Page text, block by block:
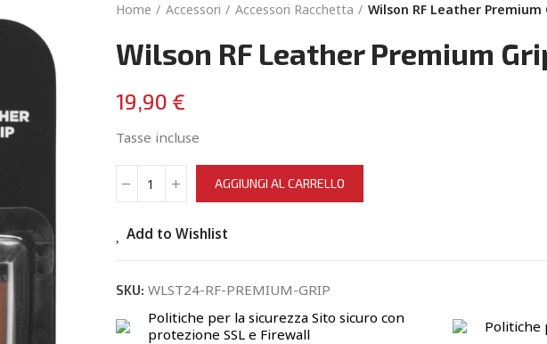
Home Accessori Accessori Racchetta Wilson RF Leather Premium
Wilson RF Leather Premium
19,90 €
Tasse incluse
AGGIUNGI AL CARRELLO
Add to Wishlist
SKU: WLST24-RF-PREMIUM-GRIP
Politiche per la sicurezza Sito sicuro con
protezione SSL e Firewall
Politiche